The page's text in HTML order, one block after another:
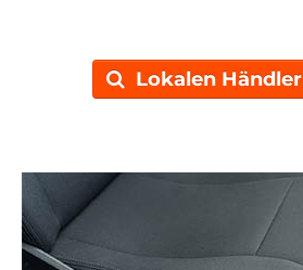
Lokalen